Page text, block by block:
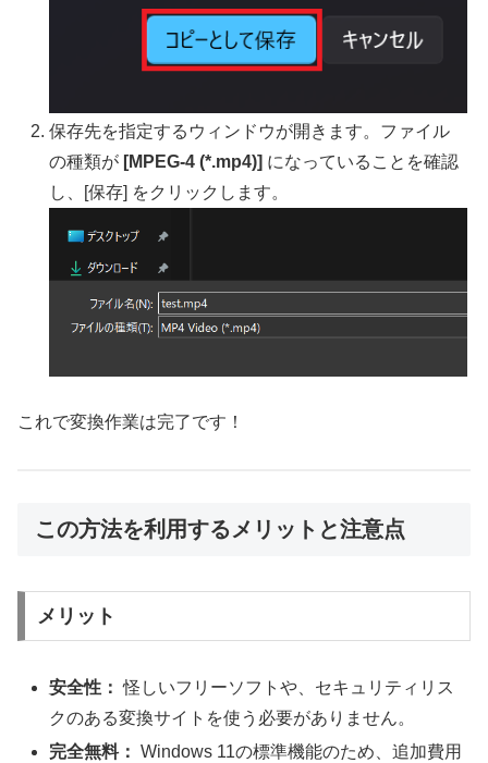
保存先を指定するウィンドウが開きます。ファイル
の種類が [MPEG-4 (*.mp4)] になっていることを確認
し、[保存] をクリックします。
これで変換作業は完了です！
この方法を利用するメリットと注意点
メリット
安全性： 怪しいフリーソフトや、セキュリティリス
クのある変換サイトを使う必要がありません。
完全無料： Windows 11の標準機能のため、追加費用